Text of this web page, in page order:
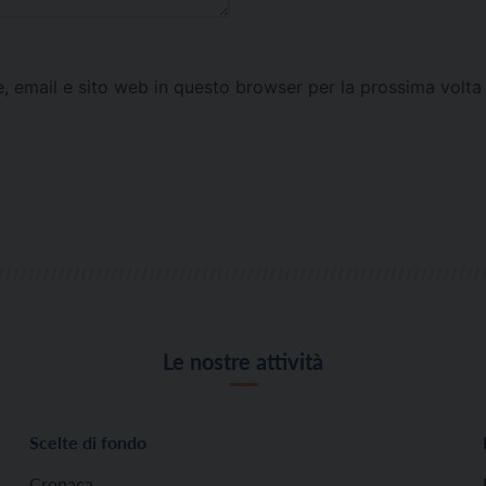
email e sito web in questo browser per la prossima
Le nostre attività
Scelte di fondo